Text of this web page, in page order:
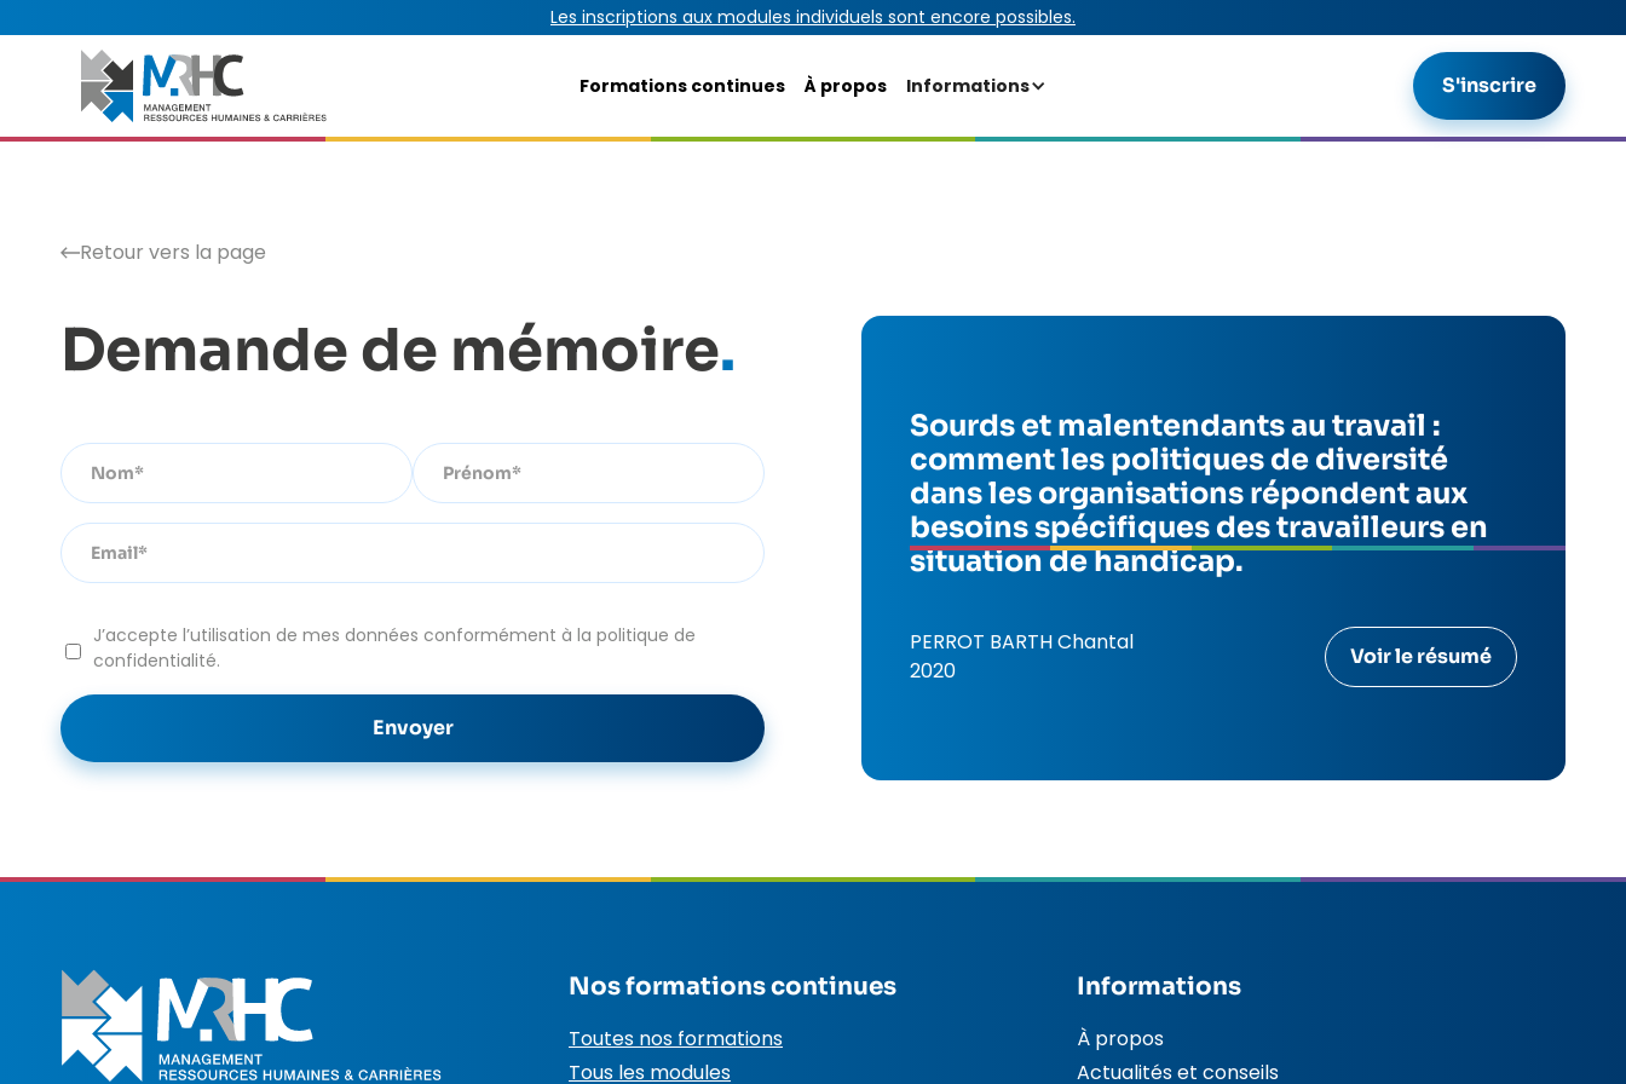
Les inscriptions aux modules individuels sont encore possibles.
Formations continues À propos Informations S'inscrire
Retour vers la page
Demande de mémoire.
J’accepte l’utilisation de mes données conformément à la politique de
confidentialité.
Sourds et malentendants au travail :
comment les politiques de diversité
dans les organisations répondent aux
besoins spécifiques des travailleurs en
situation de handicap.
PERROT BARTH Chantal
2020
Voir le résumé
Nos formations continues
Toutes nos formations
Tous les modules
Informations
À propos
Actualités et conseils